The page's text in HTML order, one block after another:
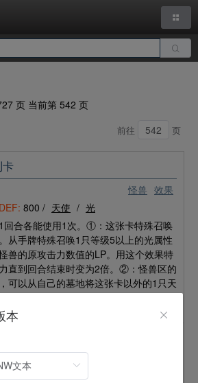
页 当前第 542 页
前往 页
怪兽 效果
卡
DEF: 800 / 天使 / 光
合各能使用1次。①：这张卡特殊召唤
从手牌特殊召唤1只等级5以上的光属性
兽的原攻击力数值的LP。用这个效果特
直到回合结束时变为2倍。②：怪兽区的
可以从自己的墓地将这张卡以外的1只天
卡组将1只与除外的怪兽等级相同的天使
能发动1张。①：自己场上有「勇者トー
本